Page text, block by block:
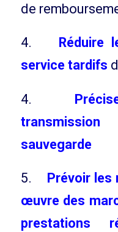
de
4. Réduire
service tardifs
4.
sauvegarde
5.
Prévoir les
œuvre des
prestations